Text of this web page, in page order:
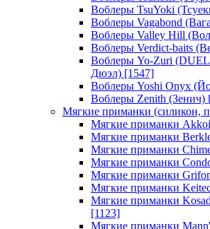
Воблеры TsuYoki
Воблеры Vagabond
Воблеры Valley Hill
Воблеры Verdict-baits
Воблеры Yo-Zuri
Дюэл) [1547]
Воблеры Yoshi Onyx
Воблеры Zenith (Зенич)
Мягкие приманки (силикон,
Мягкие приманки
Мягкие приманки
Мягкие приманки
Мягкие приманки
Мягкие приманки
Мягкие приманки
Мягкие приманки
[1123]
Мягкие приманки